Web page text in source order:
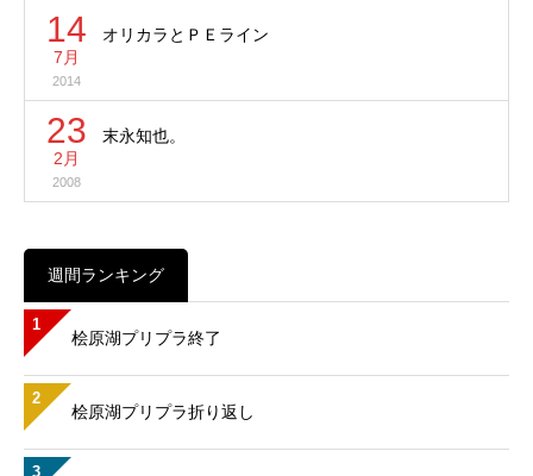
14
7月
2014
オリカラとＰＥライン
23
2月
2008
末永知也。
週間ランキング
1
桧原湖プリプラ終了
2
桧原湖プリプラ折り返し
3